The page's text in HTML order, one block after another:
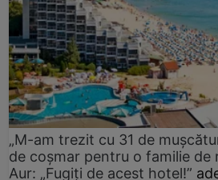
„M-am trezit cu 31 de
de coșmar pentru o familie de
Aur: „Fugiți de acest hotel!”